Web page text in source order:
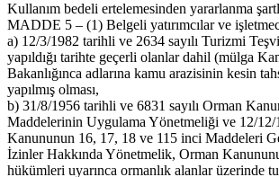
Kullanım bedeli ertelemesinden yararlanma
MADDE 5 – (1) Belgeli yatırımcılar ve
a) 12/3/1982 tarihli ve 2634 sayılı Turizmi
yapıldığı tarihte geçerli olanlar dahil (mülga
Bakanlığınca adlarına kamu arazisinin kesin
yapılmış olması,
b) 31/8/1956 tarihli ve 6831 sayılı Orman
Maddelerinin Uygulama Yönetmeliği ve 12/12/
Kanununun 16, 17, 18 ve 115 inci Maddeleri
İzinler Hakkında Yönetmelik, Orman
hükümleri uyarınca ormanlık alanlar üzerinde